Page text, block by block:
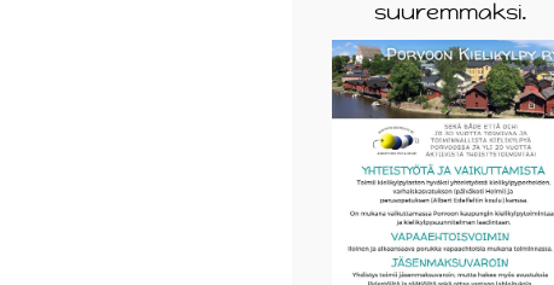
suuremmaksi.